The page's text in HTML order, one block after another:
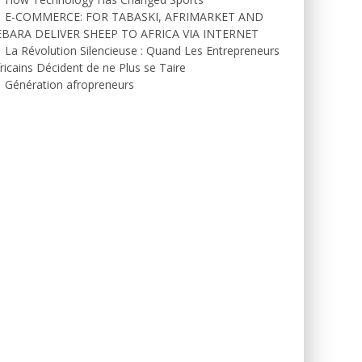
E-COMMERCE: FOR TABASKI, AFRIMARKET AND
DELIVER SHEEP TO AFRICA VIA INTERNET
La Révolution Silencieuse : Quand Les Entrepreneurs
Décident de ne Plus se Taire
Génération afropreneurs